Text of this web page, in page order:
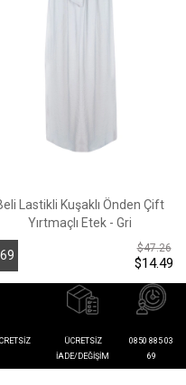
Lastikli Kuşaklı Önden Çift
Yırtmaçlı Etek - Gri
$14.49
$47.26
ÜCRETSIZ
İADE/DEĞIŞIM
0850 885 03
69